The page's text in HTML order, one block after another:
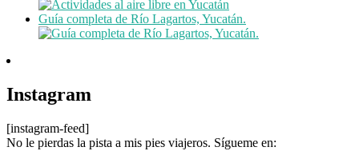
Guía completa de Río Lagartos, Yucatán.
Instagram
[instagram-feed]
No le pierdas la pista a mis pies viajeros. Sígueme en: